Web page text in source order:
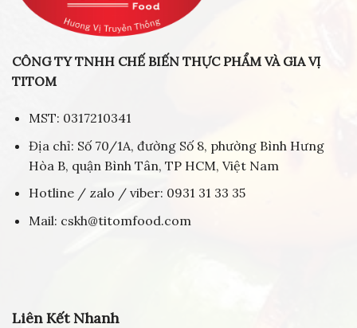
CÔNG TY TNHH CHẾ BIẾN THỰC PHẨM VÀ GIA VỊ
TITOM
MST: 0317210341
Địa chỉ: Số 70/1A, đường Số 8, phường Bình Hưng
Hòa B, quận Bình Tân, TP HCM, Việt Nam
Hotline / zalo / viber: 0931 31 33 35
Mail: cskh@titomfood.com
Liên Kết Nhanh